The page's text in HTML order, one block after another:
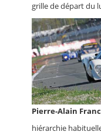
grille de départ du
Pierre-Alain
hiérarchie